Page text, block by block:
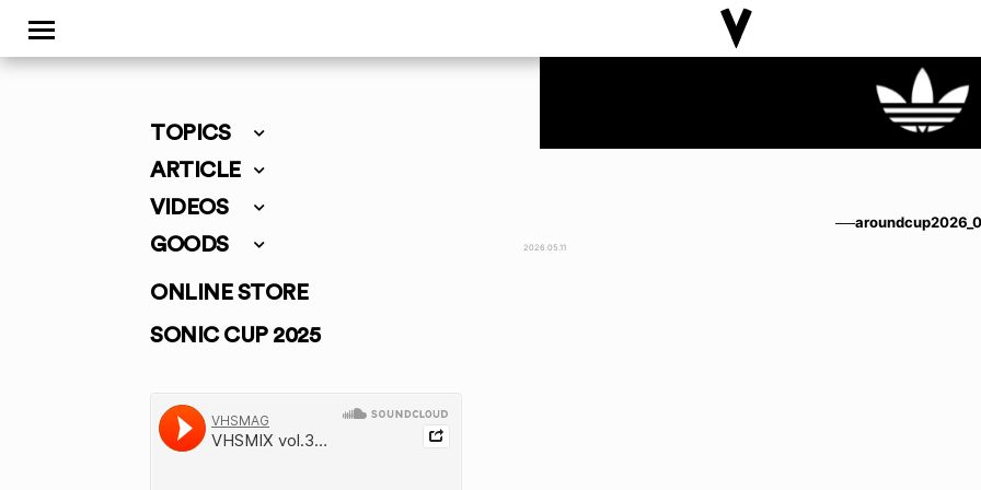
TOPICS
ARTICLE
VIDEOS
GOODS
ONLINE STORE
SONIC CUP 2025
2026.05.11